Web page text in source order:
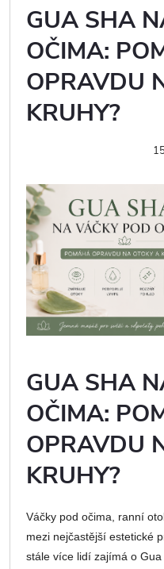
GUA SHA
OČIMA:
OPRAVDU
KRUHY?
GUA SHA
OČIMA:
OPRAVDU
KRUHY?
Váčky pod očima, ranní
mezi nejčastější estetické
stále více lidí zajímá o